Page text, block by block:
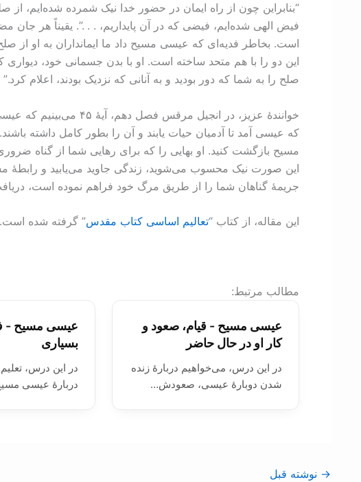
“بنابراین چون از راه ایمان در حضور خدا نیک شمرده شده‌ایم، از
فیض الهی شده‌ایم، فیضی که در آن پایداریم، . . .”. یقیناً هر
است. بخاطر فدیه‌ای که عیسی مسیح داد ما ايمانداران به او از
این دو را با هم متحد ساخته است. او با بدن جسمانی خود،
صلح را به شما که دور بودید و به آنانی که نزدیک بودند، اعلام
که عیسی آمد تا آدمیان حیات یابند و آن را بطور کامل داشته
مسیح بازگشت کنید. او بهايی را که برای رهايی شما از گناه
این صورت نیک محسوب می‌شوید، زندگی جاوید می‌یابید و رابطۀ
جریمۀ گناهان‌ شما را از طریق مرگ خود فراهم نموده است،
اين مقاله، از کتاب “تعاليم اساسی کتاب‌ مقدس” گرفته شده است.
:مطالب مرتبط
عیسی مسیح - قیام، صعود و
کار او در حال حاضر
در این درس، می‌خواهیم دربارۀ زنده
شدن دوبارۀ عیسی، صعودش…
عیسی مسیح -
بسیاری
در این درس،
دربارۀ عیسی
→ نوشته قبل